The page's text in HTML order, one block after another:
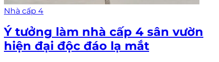
Nhà cấp 4
Ý tưởng làm nhà cấp 4 sân vườn
hiện đại độc đáo lạ mắt